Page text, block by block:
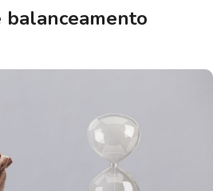
balanceamento